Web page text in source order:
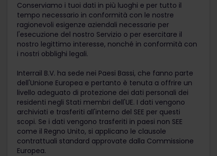
Conserviamo i tuoi dati in più luoghi e per tutto il
tempo necessario in conformità con le nostre
ragionevoli esigenze aziendali necessarie per
l'esecuzione del nostro Servizio o per esercitare il
nostro legittimo interesse, nonché in conformità con
i nostri obblighi legali.
Interrail B.V. ha sede nei Paesi Bassi, che fanno parte
dell'Unione Europea e pertanto è tenuta a offrire un
livello adeguato di protezione dei dati personali dei
residenti negli Stati membri dell'UE. I dati vengono
archiviati e trasferiti all'interno del SEE per questi
scopi. Se i dati vengono trasferiti in paesi non SEE
come il Regno Unito, si applicano le clausole
contrattuali standard approvate dalla Commissione
Europea.